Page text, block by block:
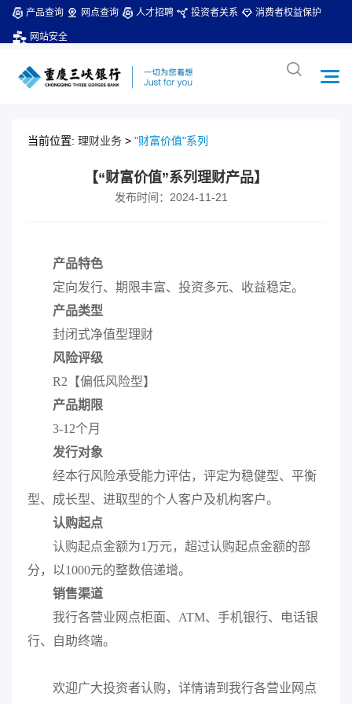
产品查询 网点查询 人才招聘 投资者关系 消费者权益保护
网站安全
当前位置: 理财业务 > "财富价值"系列
【“财富价值”系列理财产品】
发布时间：2024-11-21
产品特色
定向发行、期限丰富、投资多元、收益稳定。
产品类型
封闭式净值型理财
风险评级
R2 【偏低风险型】
产品期限
3-12个月
发行对象
经本行风险承受能力评估，评定为稳健型、平衡
型、成长型、进取型的个人客户及机构客户。
认购起点
认购起点金额为1万元，超过认购起点金额的部
分，以1000元的整数倍递增。
销售渠道
我行各营业网点柜面、ATM、手机银行、电话银
行、自助终端。
欢迎广大投资者认购，详情请到我行各营业网点